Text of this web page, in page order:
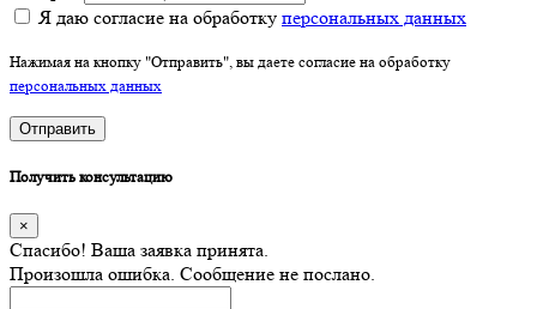
Я даю согласие на обработку персональных данных
Нажимая на кнопку "Отправить", вы даете согласие на обработку
персональных данных
Отправить
Получить консультацию
×
Спасибо! Ваша заявка принята.
Произошла ошибка. Сообщение не послано.